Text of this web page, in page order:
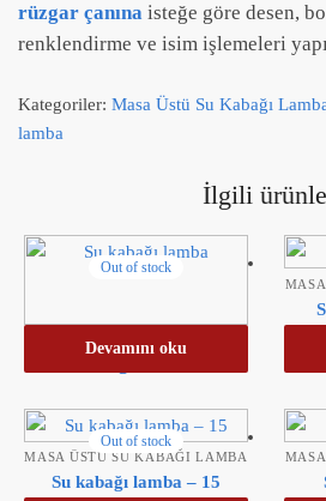
rüzgar çanına isteğe göre desen,
renklendirme ve isim işlemeleri
Kategoriler: Masa Üstü Su Kabağı
lamba
İlgili
Out of stock
MASA ÜSTÜ SU KABAĞI LAMBA
Devamını oku
Out of stock
MASA ÜSTÜ SU KABAĞI LAMBA
Su kabağı lamba – 15